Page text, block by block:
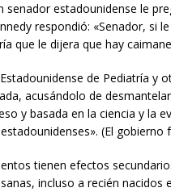
senador estadounidense le
respondió: «Senador, si
que le dijera que hay
de Pediatría y
acusándolo de
y basada en la ciencia y la
(El
tienen efectos
incluso a recién nacidos